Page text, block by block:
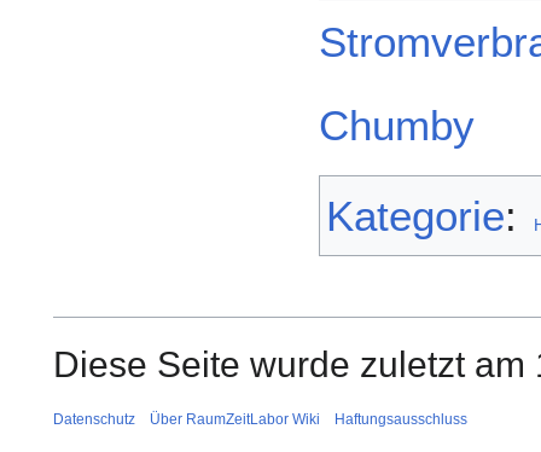
Chumby
Kategorie:
Diese Seite wurde zuletzt
Datenschutz Über RaumZeitLabor Wiki Haftungsausschluss